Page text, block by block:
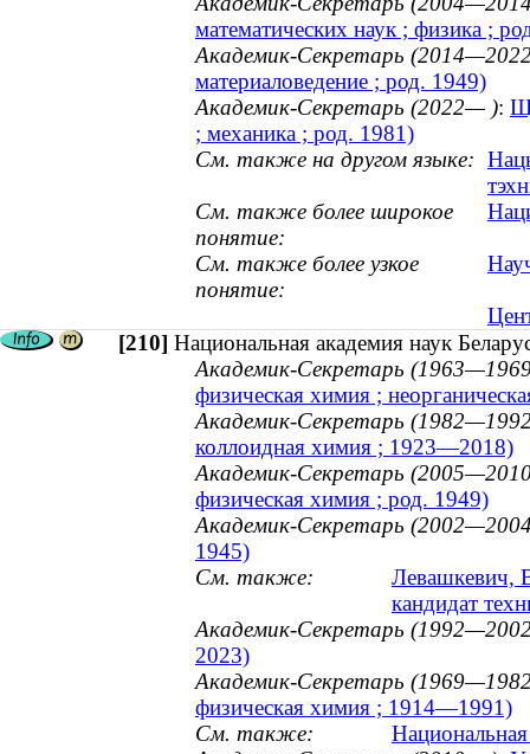
математических наук ; физика ;
Академик-Секретарь
материаловедение ; род. 1949)
Академик-Секретарь (2022— ):
; механика ; род. 1981)
См. также на другом языке:
См. также более широкое
понятие:
См. также более узкое
понятие:
[210] Национальная академия наук
Академик-Секретарь
физическая химия ;
Академик-Секретарь
коллоидная химия ; 1923—2018)
Академик-Секретарь
физическая химия ; род. 1949)
Академик-Секретарь
1945)
См. также:
Левашкевич,
кандидат
Академик-Секретарь
2023)
Академик-Секретарь
физическая химия ; 1914—1991)
См. также: